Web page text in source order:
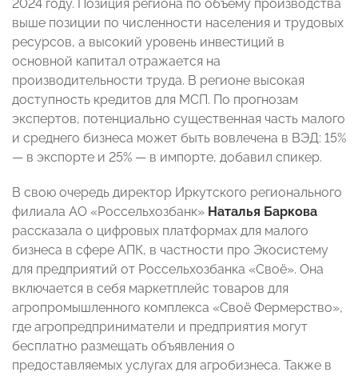
2024 году. Позиция региона по объему производства
выше позиции по численности населения и трудовых
ресурсов, а высокий уровень инвестиций в
основной капитал отражается на
производительности труда. В регионе высокая
доступность кредитов для МСП. По прогнозам
экспертов, потенциально существенная часть малого
и среднего бизнеса может быть вовлечена в ВЭД: 15%
— в экспорте и 25% — в импорте, добавил спикер.
В свою очередь директор Иркутского регионального
филиала АО «Россельхозбанк» Наталья Баркова
рассказала о цифровых платформах для малого
бизнеса в сфере АПК, в частности про Экосистему
для предприятий от Россельхозбанка «Своё». Она
включается в себя маркетплейс товаров для
агропромышленного комплекса «Своё Фермерство»,
где агропредприниматели и предприятия могут
бесплатно размещать объявления о
предоставляемых услугах для агробизнеса. Также в